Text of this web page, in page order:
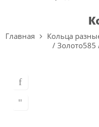
Главная Кольца
/